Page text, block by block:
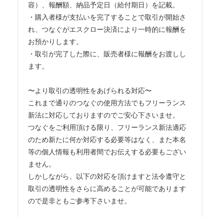
容）、報酬額、納品予定日（給付期日）を記載。
・購入者様が支払いを完了することで取引が開始さ
れ、つなぐがエスクロー決済により一時的に報酬を
お預かりします。
・取引が完了した際に、販売者様に報酬をお渡しし
ます。
〜より取引の透明性をあげられる対応〜
これまで通りのつなぐの使用方法でもフリーランス
新法に対応しておりますのでご安心下さいませ。
つなぐをご利用頂ける限り、フリーランス新法適応
のため新たに何か対応する必要等はなく、また本名
等の個人情報も利用者間でお伝えする必要もござい
ません。
しかしながら、以下の対応を頂けますと法令遵守と
取引の透明性をさらに高めることが可能であります
ので是非ともご参考下さいませ。